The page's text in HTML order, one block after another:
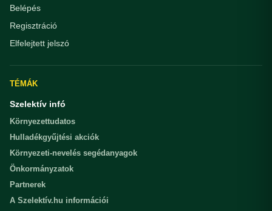
Belépés
Regisztráció
Elfelejtett jelszó
TÉMÁK
Szelektív infó
Környezettudatos
Hulladékgyűjtési akciók
Környezeti-nevelés segédanyagok
Önkormányzatok
Partnerek
A Szelektív.hu információi